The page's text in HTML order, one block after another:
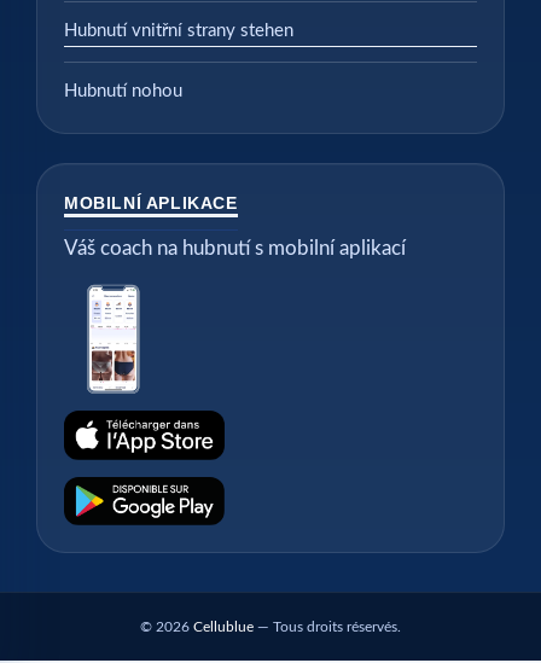
Hubnutí vnitřní strany stehen
Hubnutí nohou
MOBILNÍ APLIKACE
Váš coach na hubnutí s mobilní aplikací
© 2026 Cellublue — Tous droits réservés.